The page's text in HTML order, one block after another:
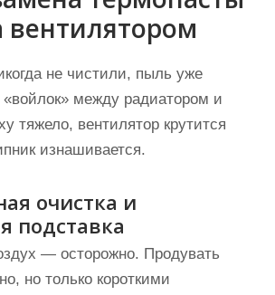
вентилятором
не чистили, пыль уже
«войлок» между радиатором и
тяжело, вентилятор крутится
изнашивается.
очистка и
подставка
— осторожно. Продувать
но только короткими